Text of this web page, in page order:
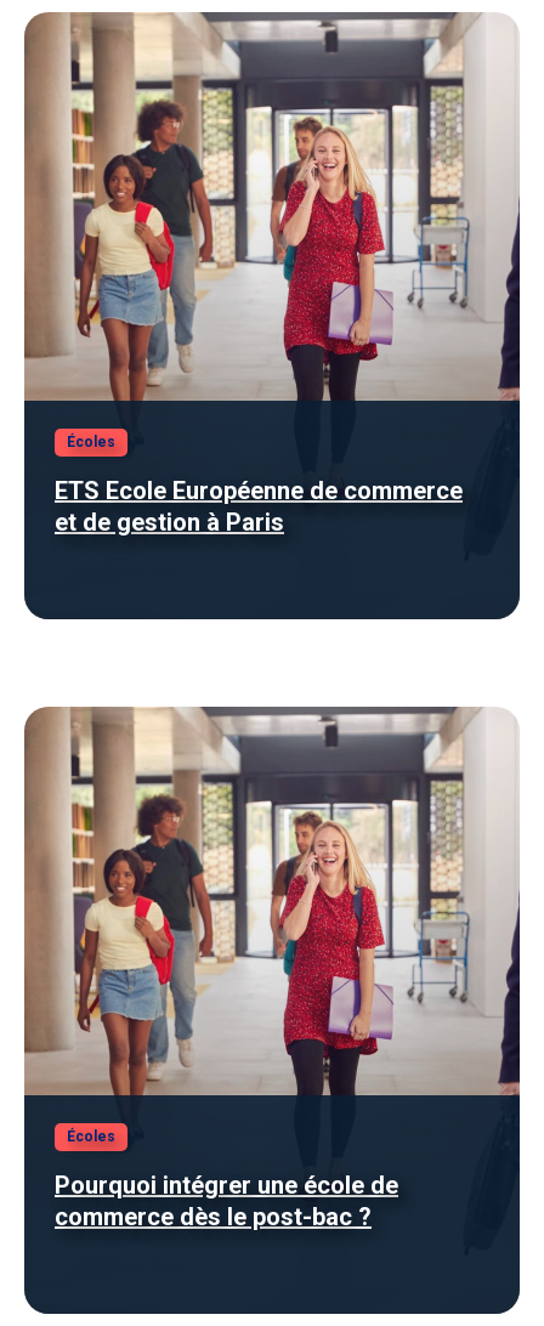
Écoles
ETS Ecole Européenne de commerce
et de gestion à Paris
Écoles
Pourquoi intégrer une école de
commerce dès le post-bac ?